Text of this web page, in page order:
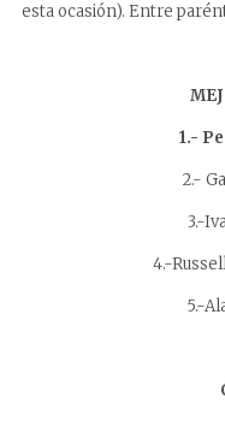
esta ocasión). Entre
1.-
2.-
3.-
4.-
5.-